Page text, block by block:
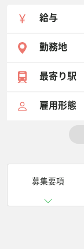
給与
勤務地
最寄り駅
雇用形態
募集要項